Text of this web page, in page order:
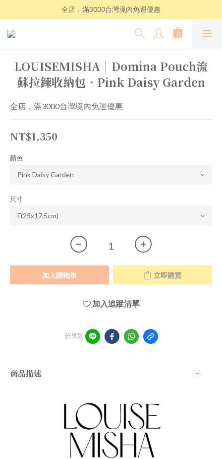
全店，滿3000台灣境內免運優惠
LOUISEMISHA│Domina Pouch流
蘇拉鍊收納包．Pink Daisy Garden
全店，滿3000台灣境內免運優惠
NT$1,350
顏色
尺寸
加入購物車 立即購買
加入追蹤清單
分享到
商品描述